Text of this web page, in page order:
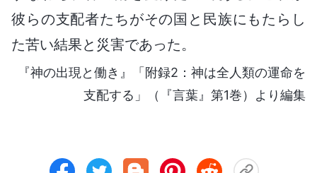
彼らの支配者たちがその国と民族にもたらし
た苦い結果と災害であった。
『神の出現と働き』「附録2：神は全人類の運命を
支配する」（『言葉』第1巻）より編集